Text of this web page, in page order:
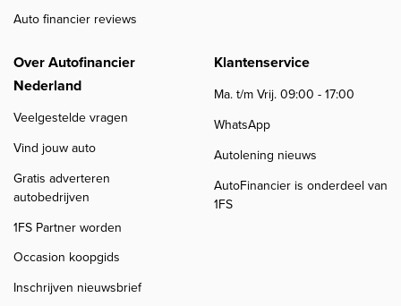
Auto financier reviews
Over Autofinancier
Nederland
Veelgestelde vragen
Vind jouw auto
Gratis adverteren
autobedrijven
1FS Partner worden
Occasion koopgids
Inschrijven nieuwsbrief
Klantenservice
Ma. t/m Vrij. 09:00 - 17:00
WhatsApp
Autolening nieuws
AutoFinancier is onderdeel van
1FS